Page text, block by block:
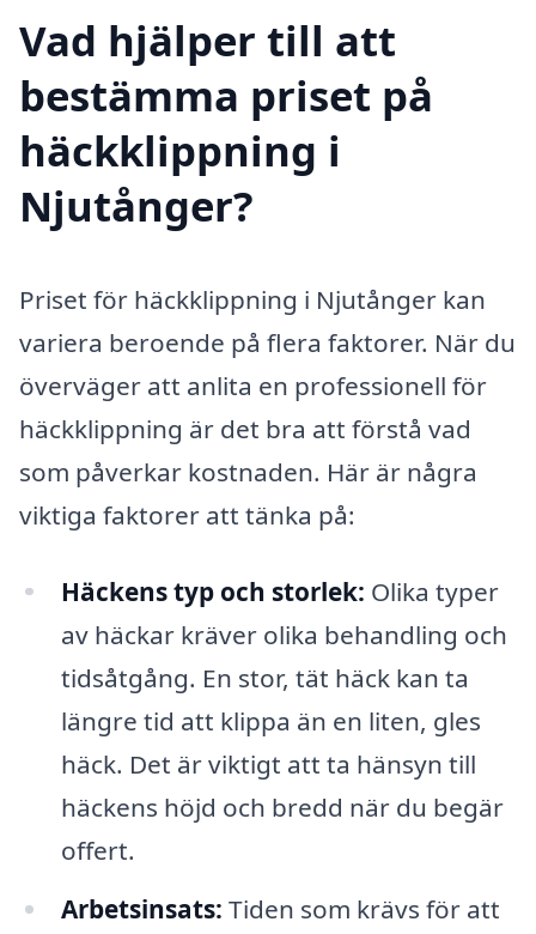
Vad hjälper till att
bestämma priset på
häckklippning i
Njutånger?
Priset för häckklippning i Njutånger kan
variera beroende på flera faktorer. När du
överväger att anlita en professionell för
häckklippning är det bra att förstå vad
som påverkar kostnaden. Här är några
viktiga faktorer att tänka på:
Häckens typ och storlek: Olika typer
av häckar kräver olika behandling och
tidsåtgång. En stor, tät häck kan ta
längre tid att klippa än en liten, gles
häck. Det är viktigt att ta hänsyn till
häckens höjd och bredd när du begär
offert.
Arbetsinsats: Tiden som krävs för att